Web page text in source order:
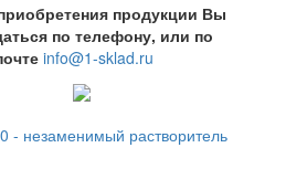
продукции Вы
по телефону, или по
info@1-sklad.ru
- незаменимый растворитель